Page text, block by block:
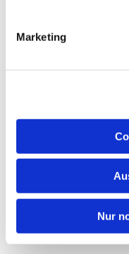
Marketing
Nur